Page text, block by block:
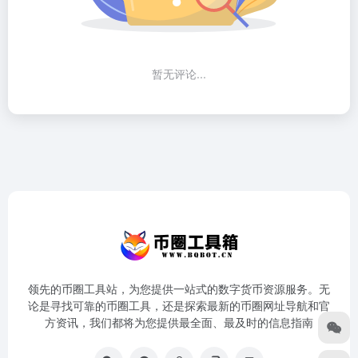
暂无评论...
领先的币圈工具站，为您提供一站式的数字货币资源服务。无
论是寻找可靠的币圈工具，还是探索最新的币圈网址导航和官
方资讯，我们都将为您提供最全面、最及时的信息指南